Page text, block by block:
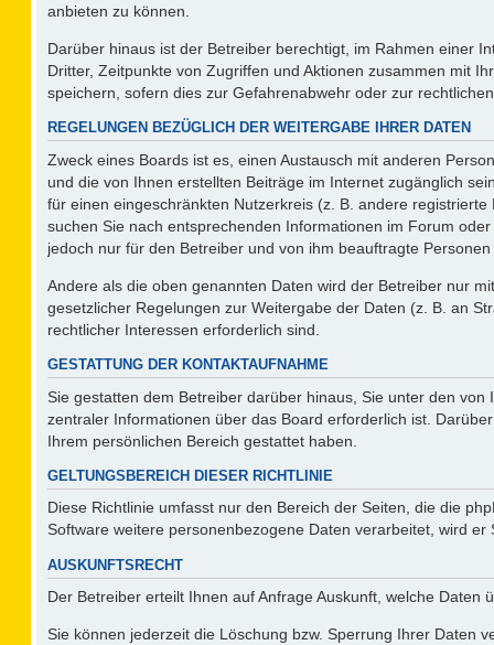
anbieten zu können.
Darüber hinaus ist der Betreiber berechtigt, im Rahmen einer
Dritter, Zeitpunkte von Zugriffen und Aktionen zusammen mit
speichern, sofern dies zur Gefahrenabwehr oder zur
REGELUNGEN BEZÜGLICH DER WEITERGABE IHRER DATEN
Zweck eines Boards ist es, einen Austausch mit anderen
und die von Ihnen erstellten Beiträge im Internet zugänglich
für einen eingeschränkten Nutzerkreis (z. B. andere
suchen Sie nach entsprechenden Informationen im Forum
jedoch nur für den Betreiber und von ihm beauftragte
Andere als die oben genannten Daten wird der Betreiber nur
gesetzlicher Regelungen zur Weitergabe der Daten (z. B. an
rechtlicher Interessen erforderlich sind.
GESTATTUNG DER KONTAKTAUFNAHME
Sie gestatten dem Betreiber darüber hinaus, Sie unter den
zentraler Informationen über das Board erforderlich ist.
Ihrem persönlichen Bereich gestattet haben.
GELTUNGSBEREICH DIESER RICHTLINIE
Diese Richtlinie umfasst nur den Bereich der Seiten, die die
Software weitere personenbezogene Daten verarbeitet, wird
AUSKUNFTSRECHT
Der Betreiber erteilt Ihnen auf Anfrage Auskunft, welche Daten
Sie können jederzeit die Löschung bzw. Sperrung Ihrer Daten